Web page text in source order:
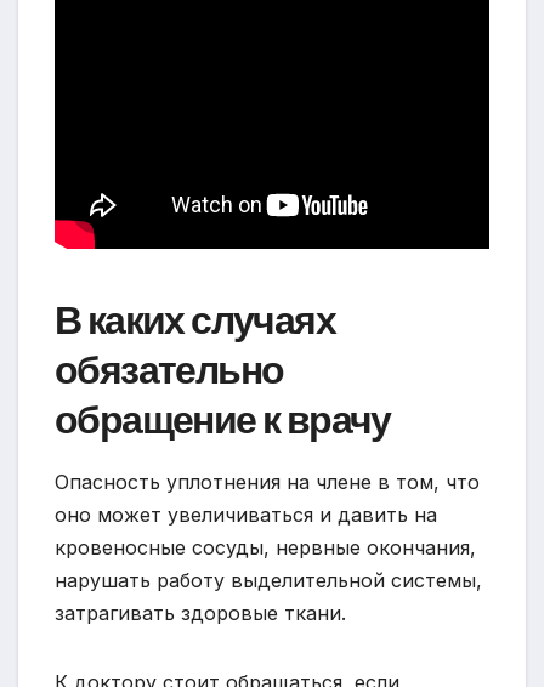
В каких случаях
обязательно
обращение к врачу
Опасность уплотнения на члене в том, что
оно может увеличиваться и давить на
кровеносные сосуды, нервные окончания,
нарушать работу выделительной системы,
затрагивать здоровые ткани.